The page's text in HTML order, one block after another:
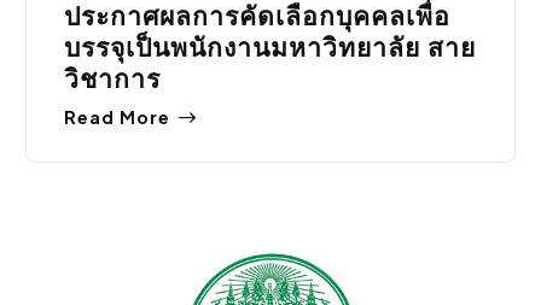
ประกาศผลการคัดเลือกบุคคลเพื่อ
บรรจุเป็นพนักงานมหาวิทยาลัย สาย
วิชาการ
Read More